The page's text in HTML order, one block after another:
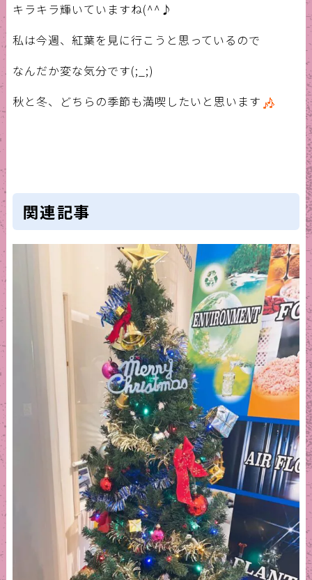
キラキラ輝いていますね(^^♪
私は今週、紅葉を見に行こうと思っているので
なんだか変な気分です(;_;)
秋と冬、どちらの季節も満喫したいと思います
関連記事